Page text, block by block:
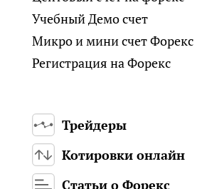
Учебный Демо счет
Микро и мини счет Форекс
Регистрация на Форекс
Трейдеры
Котировки онлайн
Статьи о Форекс